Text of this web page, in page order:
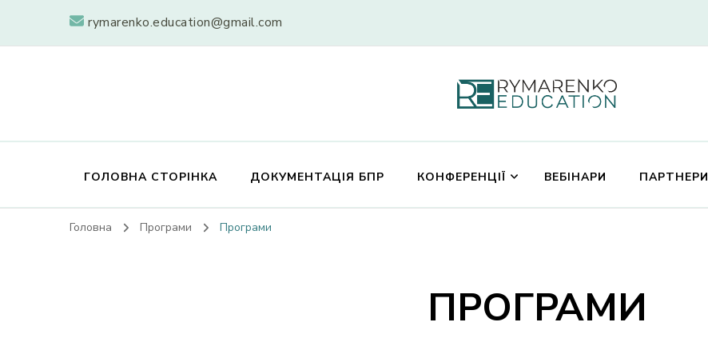
rymarenko.education@gmail.com
Rymarenko Education
ГОЛОВНА СТОРІНКА ДОКУМЕНТАЦІЯ БПР КОНФЕРЕНЦІЇ ВЕБІНАРИ ПАРТНЕРИ
Головна Програми Програми
ПРОГРАМИ